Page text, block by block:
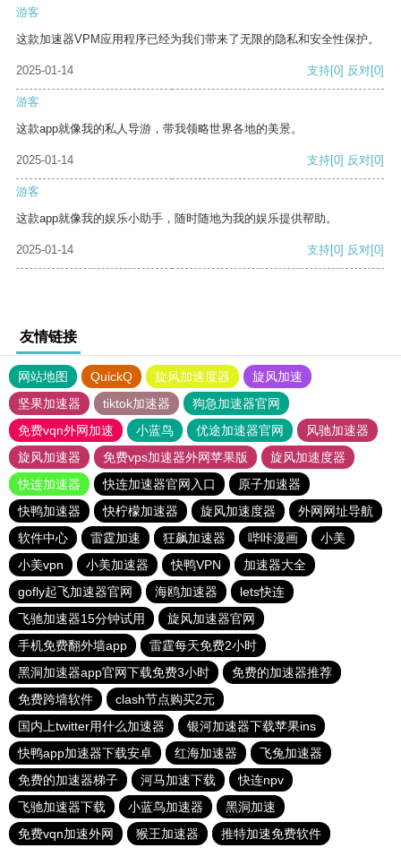
游客
这款加速器VPM应用程序已经为我们带来了无限的隐私和安全性保护。
2025-01-14 支持[0] 反对[0]
游客
这款app就像我的私人导游，带我领略世界各地的美景。
2025-01-14 支持[0] 反对[0]
游客
这款app就像我的娱乐小助手，随时随地为我的娱乐提供帮助。
2025-01-14 支持[0] 反对[0]
友情链接
网站地图 QuickQ 旋风加速度器
旋风加速
坚果加速器
tiktok加速器
狗急加速器官网
免费vqn外网加速
小蓝鸟 优途加速器官网
风驰加速器
旋风加速器
免费vps加速器外网苹果版
旋风加速度器
快连加速器
快连加速器官网入口
原子加速器
快鸭加速器
快柠檬加速器 旋风加速度器
外网网址导航
软件中心
雷霆加速 狂飙加速器 哔咔漫画
小美
小美vpn
小美加速器 快鸭VPN
加速器大全
gofly起飞加速器官网
海鸥加速器
lets快连
飞驰加速器15分钟试用
旋风加速器官网
手机免费翻外墙app
雷霆每天免费2小时
黑洞加速器app官网下载免费3小时
免费的加速器推荐
免费跨墙软件
clash节点购买2元
国内上twitter用什么加速器
银河加速器下载苹果ins
快鸭app加速器下载安卓
红海加速器
飞兔加速器
免费的加速器梯子
河马加速下载
快连npv
飞驰加速器下载
小蓝鸟加速器
黑洞加速
免费vqn加速外网
猴王加速器 推特加速免费软件